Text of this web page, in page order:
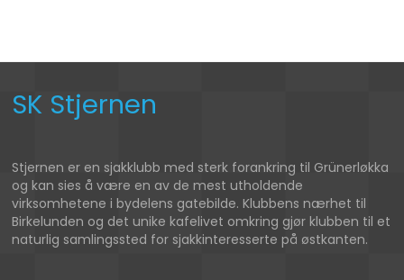
SK Stjernen
Stjernen er en sjakklubb med sterk forankring til Grünerløkka
og kan sies å være en av de mest utholdende
virksomhetene i bydelens gatebilde. Klubbens nærhet til
Birkelunden og det unike kafelivet omkring gjør klubben til et
naturlig samlingssted for sjakkinteresserte på østkanten.